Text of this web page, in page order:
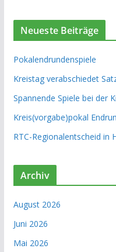
Neueste Beiträge
Pokalendrundenspiele
Kreistag verabschiedet
Spannende Spiele bei der
Kreis(vorgabe)pokal
RTC-Regionalentscheid in
Archiv
August 2026
Juni 2026
Mai 2026